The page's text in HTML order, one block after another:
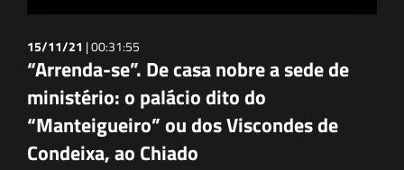
15/11/21 |00:31:55
“Arrenda-se”. De casa nobre a sede de
ministério: o palácio dito do
“Manteigueiro” ou dos Viscondes de
Condeixa, ao Chiado